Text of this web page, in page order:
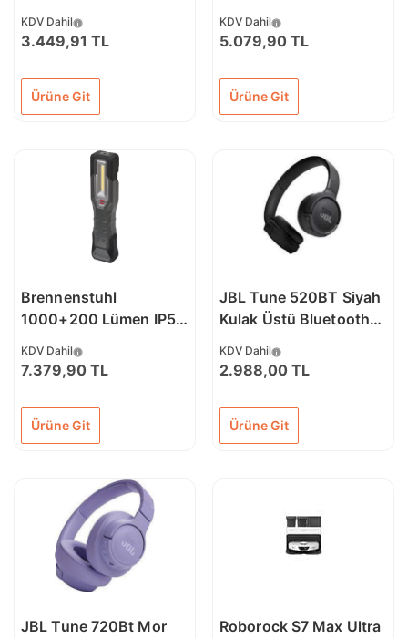
Led Fener
KDV Dahil
3.449,91 TL
Ürüne Git
Lamba
KDV Dahil
5.079,90 TL
Ürüne Git
Brennenstuhl
1000+200 Lümen IP54
Led Fener
KDV Dahil
7.379,90 TL
Ürüne Git
JBL Tune 520BT Siyah
Kulak Üstü Bluetooth
KDV Dahil
2.988,00 TL
Ürüne Git
JBL Tune 720Bt Mor
Roborock S7 Max Ultra